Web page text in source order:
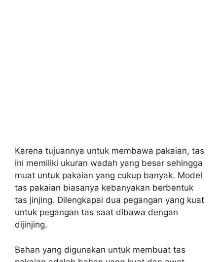
Karena tujuannya untuk membawa pakaian, tas
ini memiliki ukuran wadah yang besar sehingga
muat untuk pakaian yang cukup banyak. Model
tas pakaian biasanya kebanyakan berbentuk
tas jinjing. Dilengkapai dua pegangan yang kuat
untuk pegangan tas saat dibawa dengan
dijinjing.
Bahan yang digunakan untuk membuat tas